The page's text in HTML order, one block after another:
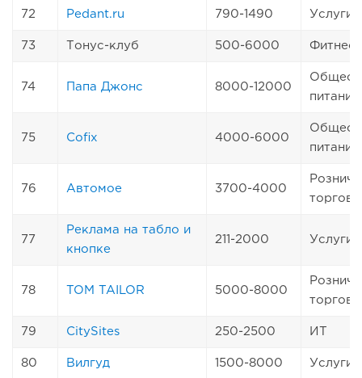
72 Pedant.ru 790-1490 Услуги
73 Тонус-клуб 500-6000 Фитнес
74 Папа Джонс 8000-12000
питание
75 Cofix 4000-6000
питание
76 Автомое 3700-4000
77
Реклама на табло и
кнопке
211-2000 Услуги
78 TOM TAILOR 5000-8000
79 CitySites 250-2500 ИТ
80 Вилгуд 1500-8000 Услуги